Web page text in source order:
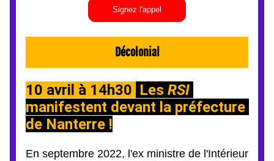
Signez l'appel
Décolonial
10 avril à 14h30 Les RSI
manifestent devant la préfecture
de Nanterre !
En septembre 2022, l'ex ministre de l'Intérieur